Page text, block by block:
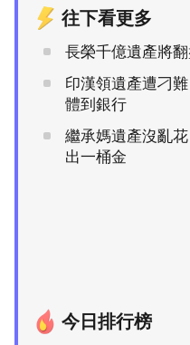
往下看更多
長榮千億遺產將
印漢領遺產遭刁
體到銀行
繼承媽遺產沒亂
出一桶金
今日排行榜